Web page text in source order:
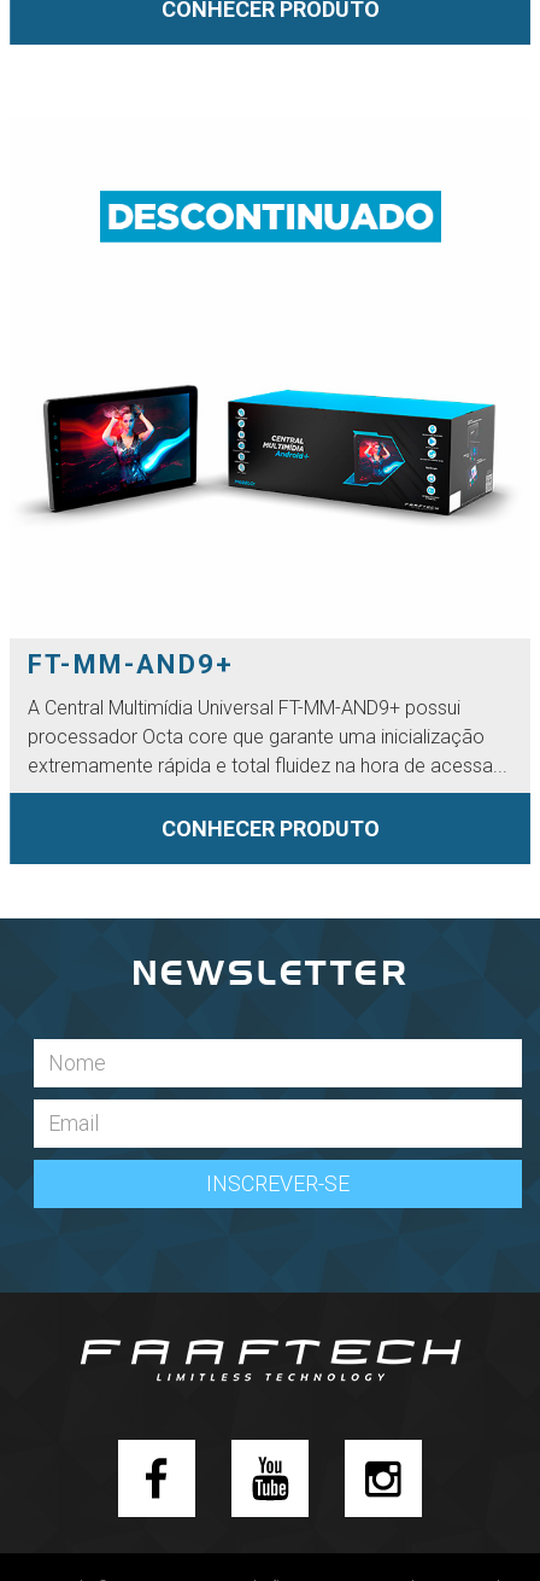
CONHECER PRODUTO
FT-MM-AND9+
A Central Multimídia Universal FT-MM-AND9+ possui
processador Octa core que garante uma inicialização
extremamente rápida e total fluidez na hora de acessa...
CONHECER PRODUTO
NEWSLETTER